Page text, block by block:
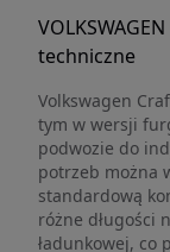
techniczne
Volkswagen
tym w wersji
podwozie do
potrzeb można
standardową
różne długości
ładunkowej, co